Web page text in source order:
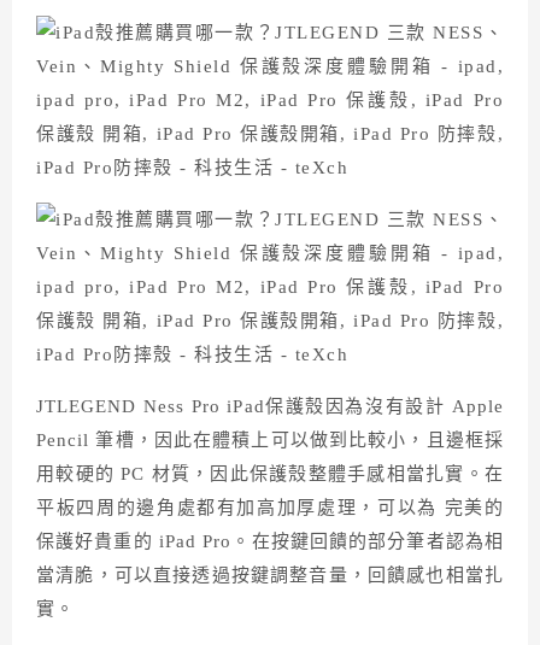
JTLEGEND Ness Pro iPad保護殼因為沒有設計 Apple
Pencil 筆槽，因此在體積上可以做到比較小，且邊框採
用較硬的 PC 材質，因此保護殼整體手感相當扎實。在
平板四周的邊角處都有加高加厚處理，可以為 完美的
保護好貴重的 iPad Pro。在按鍵回饋的部分筆者認為相
當清脆，可以直接透過按鍵調整音量，回饋感也相當扎
實。